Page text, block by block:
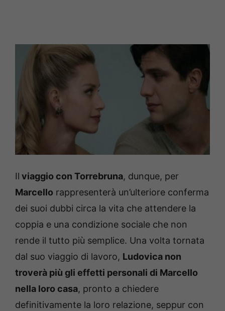
Il viaggio con Torrebruna, dunque, per
Marcello rappresenterà un’ulteriore conferma
dei suoi dubbi circa la vita che attendere la
coppia e una condizione sociale che non
rende il tutto più semplice. Una volta tornata
dal suo viaggio di lavoro, Ludovica non
troverà più gli effetti personali di Marcello
nella loro casa, pronto a chiedere
definitivamente la loro relazione, seppur con